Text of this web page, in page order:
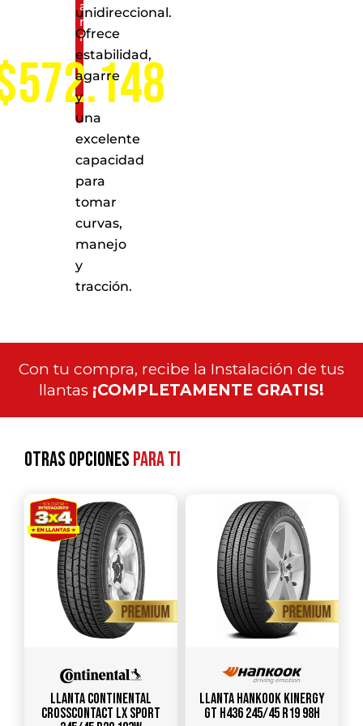
a
nivel
nacional
unidireccional.
Ofrece
estabilidad,
agarre
y
una
excelente
capacidad
para
tomar
curvas,
manejo
y
tracción.
Con tu compra, recibe la Instalación de tus
llantas ¡COMPLETAMENTE GRATIS!
Otras opcionespara ti
Llanta CONTINENTAL
CrossContact LX Sport
Llanta HANKOOK Kinergy
GT H436 245/45 R19 98H